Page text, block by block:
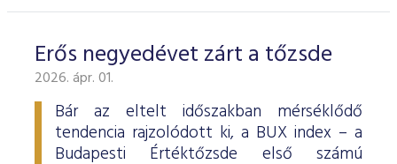
Erős negyedévet zárt a tőzsde
2026. ápr. 01.
Bár az eltelt időszakban mérséklődő
tendencia rajzolódott ki, a BUX index – a
Budapesti Értéktőzsde első számú